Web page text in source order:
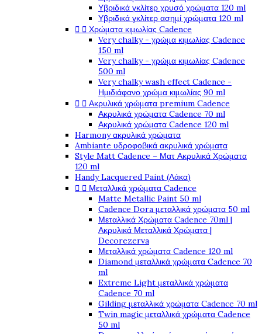
Υβριδικά γκλίτερ χρυσό χρώματα 120 ml
Υβριδικά γκλίτερ ασημί χρώματα 120 ml
  Χρώματα κιμωλίας Cadence
Very chalky - χρώμα κιμωλίας Cadence
150 ml
Very chalky - χρώμα κιμωλίας Cadence
500 ml
Very chalky wash effect Cadence -
Ημιδιάφανο χρώμα κιμωλίας 90 ml
  Ακρυλικά χρώματα premium Cadence
Ακρυλικά χρώματα Cadence 70 ml
Ακρυλικά χρώματα Cadence 120 ml
Harmony ακρυλικά χρώματα
Ambiante υδροφοβικά ακρυλικά χρώματα
Style Matt Cadence – Ματ Ακρυλικά Χρώματα
120 ml
Handy Lacquered Paint (Λάκα)
  Μεταλλικά χρώματα Cadence
Matte Metallic Paint 50 ml
Cadence Dora μεταλλικά χρώματα 50 ml
Μεταλλικά Χρώματα Cadence 70ml |
Ακρυλικά Μεταλλικά Χρώματα |
Decorezerva
Μεταλλικά χρώματα Cadence 120 ml
Diamond μεταλλικά χρώματα Cadence 70
ml
Extreme Light μεταλλικά χρώματα
Cadence 70 ml
Gilding μεταλλικά χρώματα Cadence 70 ml
Twin magic μεταλλικά χρώματα Cadence
50 ml